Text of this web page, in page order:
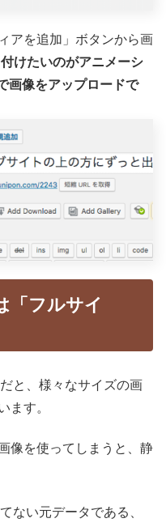
アを追加」ボタンから画
けたいのがアニメーシ
画像をアップロードで
フルサイ
と、様々なサイズの画
ます。
像を使ってしまうと、静
ない元データである、